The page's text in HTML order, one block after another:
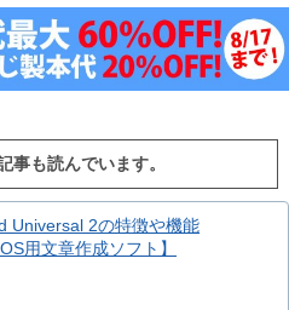
も読んでいます。
Universal 2の特徴や機能
用文章作成ソフト】